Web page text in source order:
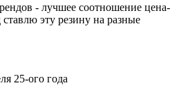
- лучшее соотношение цена-
эту резину на разные
25-ого года